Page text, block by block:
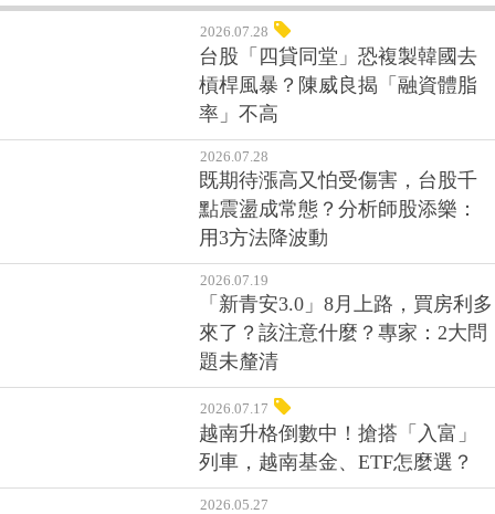
2026.07.28
台股「四貸同堂」恐複製韓國去
槓桿風暴？陳威良揭「融資體脂
率」不高
2026.07.28
既期待漲高又怕受傷害，台股千
點震盪成常態？分析師股添樂：
用3方法降波動
2026.07.19
「新青安3.0」8月上路，買房利多
來了？該注意什麼？專家：2大問
題未釐清
2026.07.17
越南升格倒數中！搶搭「入富」
列車，越南基金、ETF怎麼選？
2026.05.27